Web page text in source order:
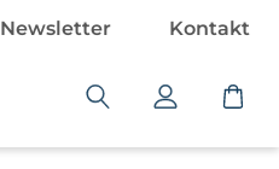
Newsletter Kontakt